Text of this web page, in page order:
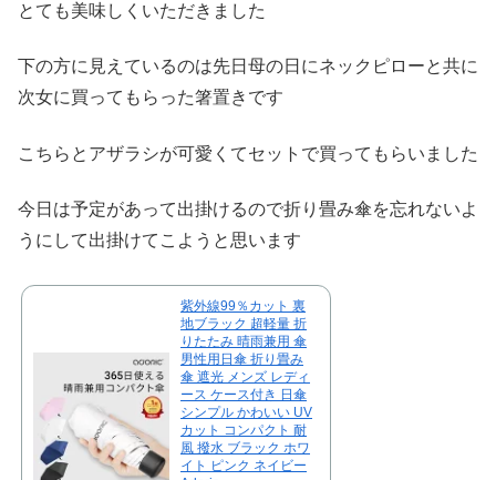
とても美味しくいただきました
下の方に見えているのは先日母の日にネックピローと共に
次女に買ってもらった箸置きです
こちらとアザラシが可愛くてセットで買ってもらいました
今日は予定があって出掛けるので折り畳み傘を忘れないよ
うにして出掛けてこようと思います
紫外線99％カット 裏
地ブラック 超軽量 折
りたたみ 晴雨兼用 傘
男性用日傘 折り畳み
傘 遮光 メンズ レディ
ース ケース付き 日傘
シンプル かわいい UV
カット コンパクト 耐
風 撥水 ブラック ホワ
イト ピンク ネイビー